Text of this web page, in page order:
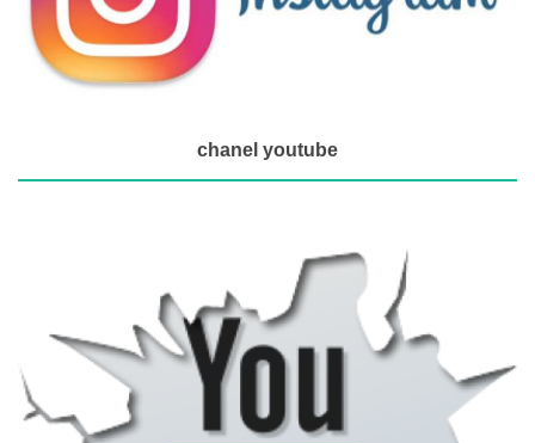
chanel youtube